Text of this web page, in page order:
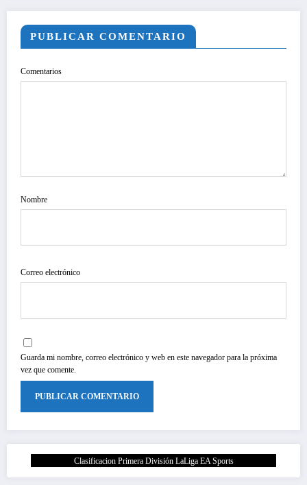
PUBLICAR COMENTARIO
Comentarios
Nombre
Correo electrónico
Guarda mi nombre, correo electrónico y web en este navegador para la próxima
vez que comente.
Clasificacion Primera División LaLiga EA Sports